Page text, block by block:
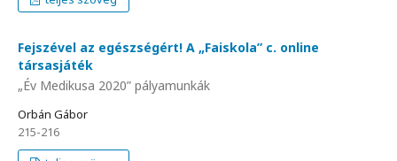
Fejszével az egészségért! A „Faiskola” c. online
társasjáték
„Év Medikusa 2020” pályamunkák
Orbán Gábor
215-216